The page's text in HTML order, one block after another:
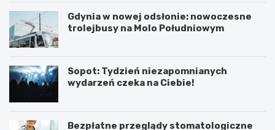
Gdynia w nowej odsłonie: nowoczesne
trolejbusy na Molo Południowym
Sopot: Tydzień niezapomnianych
wydarzeń czeka na Ciebie!
Bezpłatne przeglądy stomatologiczne